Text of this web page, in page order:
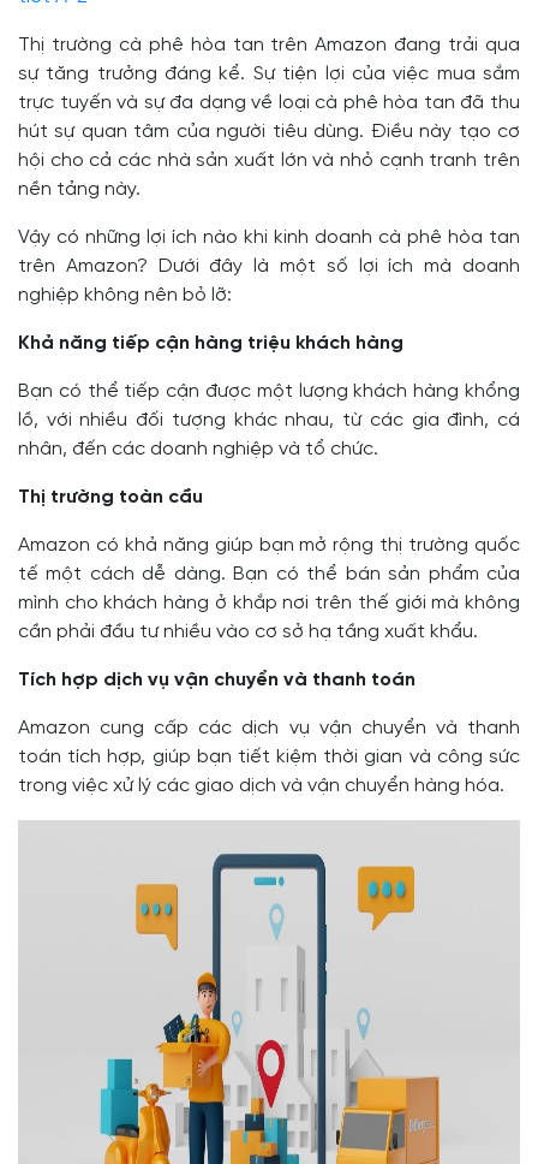
Thị trường cà phê hòa tan trên Amazon đang trải qua
sự tăng trưởng đáng kể. Sự tiện lợi của việc mua sắm
trực tuyến và sự đa dạng về loại cà phê hòa tan đã thu
hút sự quan tâm của người tiêu dùng. Điều này tạo cơ
hội cho cả các nhà sản xuất lớn và nhỏ cạnh tranh trên
nền tảng này.
Vậy có những lợi ích nào khi kinh doanh cà phê hòa tan
trên Amazon? Dưới đây là một số lợi ích mà doanh
nghiệp không nên bỏ lỡ:
Khả năng tiếp cận hàng triệu khách hàng
Bạn có thể tiếp cận được một lượng khách hàng khổng
lồ, với nhiều đối tượng khác nhau, từ các gia đình, cá
nhân, đến các doanh nghiệp và tổ chức.
Thị trường toàn cầu
Amazon có khả năng giúp bạn mở rộng thị trường quốc
tế một cách dễ dàng. Bạn có thể bán sản phẩm của
mình cho khách hàng ở khắp nơi trên thế giới mà không
cần phải đầu tư nhiều vào cơ sở hạ tầng xuất khẩu.
Tích hợp dịch vụ vận chuyển và thanh toán
Amazon cung cấp các dịch vụ vận chuyển và thanh
toán tích hợp, giúp bạn tiết kiệm thời gian và công sức
trong việc xử lý các giao dịch và vận chuyển hàng hóa.